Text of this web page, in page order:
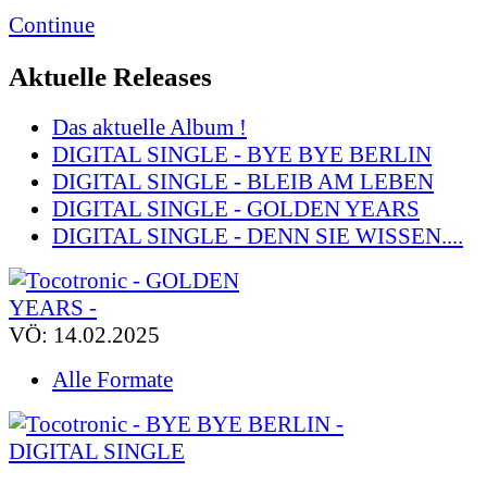
Continue
Aktuelle Releases
Das aktuelle Album !
DIGITAL SINGLE - BYE BYE BERLIN
DIGITAL SINGLE - BLEIB AM LEBEN
DIGITAL SINGLE - GOLDEN YEARS
DIGITAL SINGLE - DENN SIE WISSEN....
VÖ: 14.02.2025
Alle Formate